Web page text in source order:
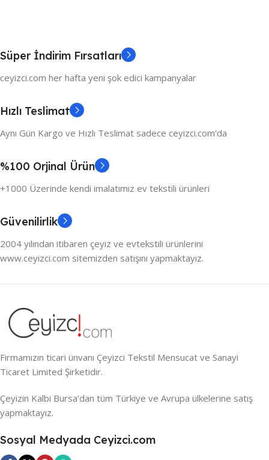
Süper İndirim Fırsatları
ceyizci.com her hafta yeni şok edici kampanyalar
Hızlı Teslimat
Aynı Gün Kargo ve Hızlı Teslimat sadece ceyizci.com'da
%100 Orjinal Ürün
+1000 Üzerinde kendi imalatımız ev tekstili ürünleri
Güvenilirlik
2004 yılından itibaren çeyiz ve evtekstili ürünlerini
www.ceyizci.com sitemizden satışını yapmaktayız.
Firmamızın ticari ünvanı Çeyizci Tekstil Mensucat ve Sanayi
Ticaret Limited Şirketidir.
Çeyizin Kalbi Bursa’dan tüm Türkiye ve Avrupa ülkelerine satış
yapmaktayız.
Sosyal Medyada Ceyizci.com